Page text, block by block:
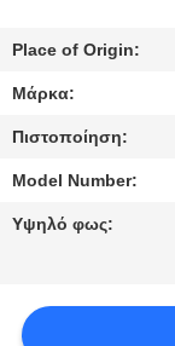
SITEMAP
POLICY
Place of Origin:
Μάρκα:
Πιστοποίηση:
Model Number:
Υψηλό φως: